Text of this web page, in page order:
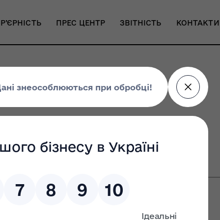
ПРЕС ЦЕНТР ЗВІТНІСТЬ КОНТАКТИ